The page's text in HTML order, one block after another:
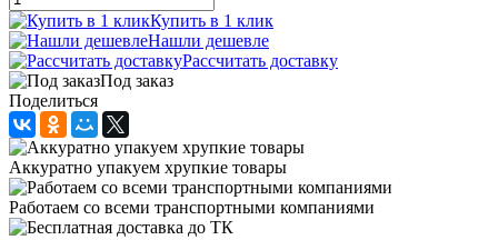
Купить в 1 клик
Нашли дешевле
Рассчитать доставку
Под заказ
Поделиться
Аккуратно упакуем хрупкие товары
Работаем со всеми транспортными компаниями